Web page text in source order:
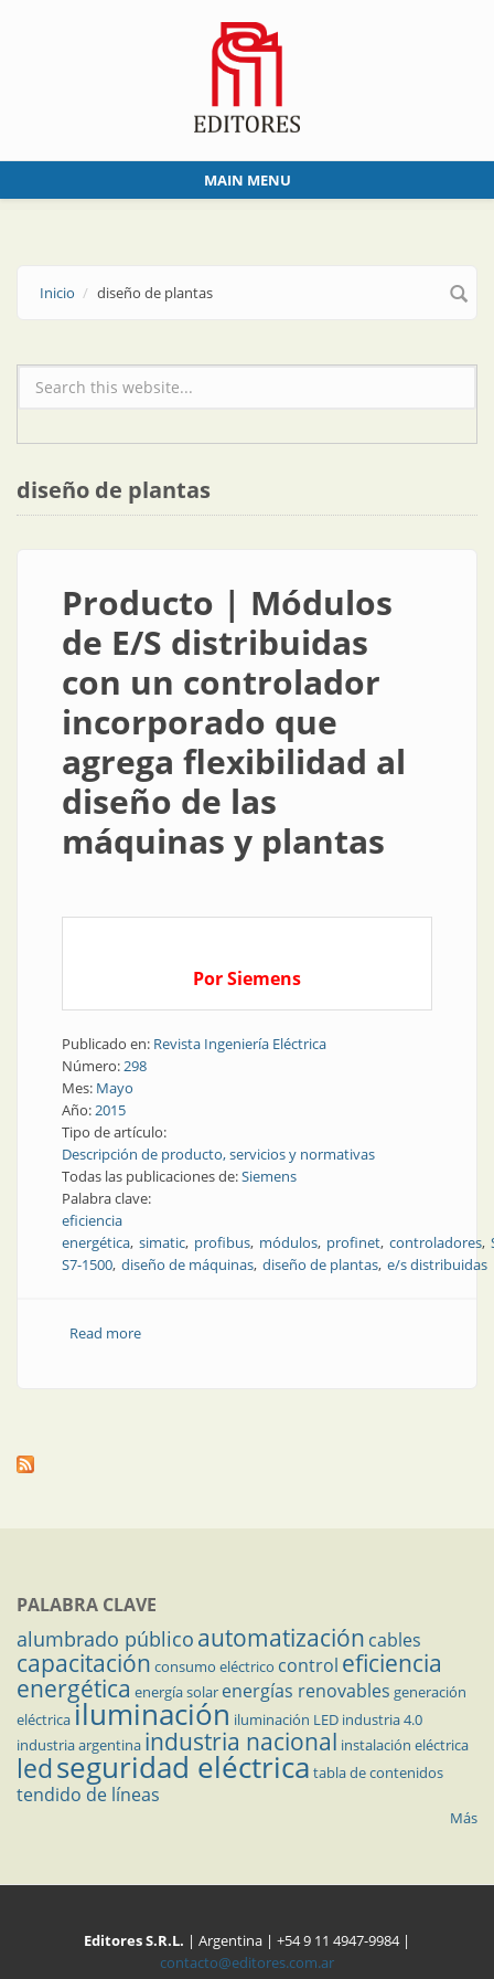
MAIN MENU
Inicio diseño de plantas
Formulario de búsqueda
diseño de plantas
Producto | Módulos
de E/S distribuidas
con un controlador
incorporado que
agrega flexibilidad al
diseño de las
máquinas y plantas
Por Siemens
Publicado en: Revista Ingeniería Eléctrica
Número:298
Mes: Mayo
Año:2015
Tipo de artículo:
Descripción de producto, servicios y normativas
Todas las publicaciones de:Siemens
Palabra clave:
eficiencia
energética simatic profibus módulos profinet controladores
S7-1500 diseño de máquinas diseño de plantas e/s distribuidas
Read moreabout Producto | Módulos de E/S distribuidas con un
PALABRA CLAVE
alumbrado público automatización cables
capacitación consumo eléctrico control eficiencia
energética energía solar energías renovables generación
eléctricailuminación iluminación LED industria 4.0
industria argentina industria nacional instalación eléctrica
ledseguridad eléctrica tabla de contenidos
tendido de líneas
Más
Editores S.R.L. | Argentina | +54 9 11 4947-9984 |
contacto@editores.com.ar